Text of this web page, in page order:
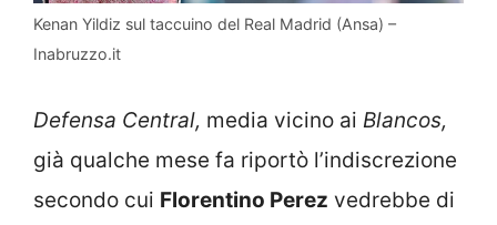
Kenan Yildiz sul taccuino del Real Madrid (Ansa) –
Inabruzzo.it
Defensa Central, media vicino ai Blancos,
già qualche mese fa riportò l’indiscrezione
secondo cui Florentino Perez vedrebbe di